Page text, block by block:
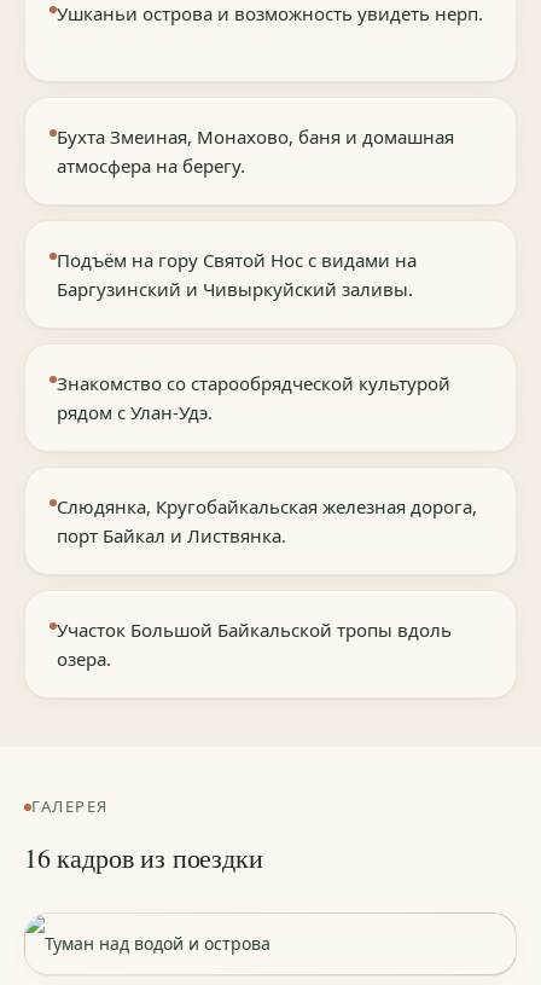
Ушканьи острова и возможность увидеть нерп.
Бухта Змеиная, Монахово, баня и домашная
атмосфера на берегу.
Подъём на гору Святой Нос с видами на
Баргузинский и Чивыркуйский заливы.
Знакомство со старообрядческой культурой
рядом с Улан-Удэ.
Слюдянка, Кругобайкальская железная дорога,
порт Байкал и Листвянка.
Участок Большой Байкальской тропы вдоль
озера.
ГАЛЕРЕЯ
16 кадров из поездки
Туман над водой и острова